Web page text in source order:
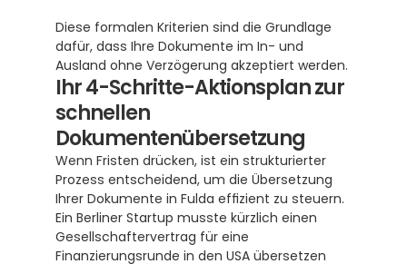
Diese formalen Kriterien sind die Grundlage
dafür, dass Ihre Dokumente im In- und
Ausland ohne Verzögerung akzeptiert werden.
Ihr 4-Schritte-Aktionsplan zur
schnellen
Dokumentenübersetzung
Wenn Fristen drücken, ist ein strukturierter
Prozess entscheidend, um die Übersetzung
Ihrer Dokumente in Fulda effizient zu steuern.
Ein Berliner Startup musste kürzlich einen
Gesellschaftervertrag für eine
Finanzierungsrunde in den USA übersetzen